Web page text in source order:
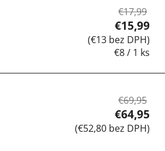
€17,99
€15,99
(€13 bez DPH)
Jednotková
€8 / 1 ks
€69,95
€64,95
(€52,80 bez DPH)